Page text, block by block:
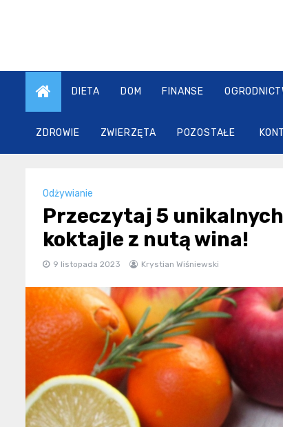
DIETA DOM FINANSE
ZDROWIE ZWIERZĘTA POZOSTAŁE
Odżywianie
Przeczytaj 5
koktajle z nutą wina!
9 listopada 2023 Krystian Wiśniewski